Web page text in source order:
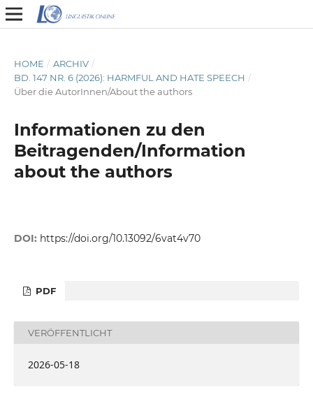
HOME / ARCHIV /
BD. 147 NR. 6 (2026): HARMFUL AND HATE SPEECH /
Über die AutorInnen/About the authors
Informationen zu den
Beitragenden/Information
about the authors
DOI: https://doi.org/10.13092/6vat4v70
PDF
VERÖFFENTLICHT
2026-05-18